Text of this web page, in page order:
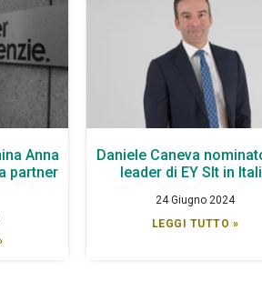
Anna
partner
Daniele Caneva
leader di EY Slt in
24 Giugno 2024
LEGGI TUTTO »